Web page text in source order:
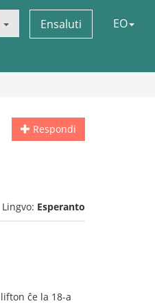
Ensaluti EO
Respondi
Lingvo: Esperanto
ĉe la 18-a